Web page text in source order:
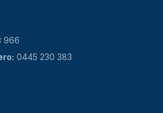
966
0445 230 383